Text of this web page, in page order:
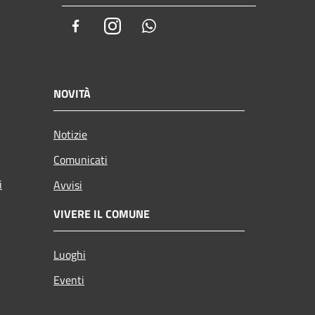
FacebookInstagram
NOVITÀ
Notizie
Comunicati
Avvisi
VIVERE IL COMUNE
Luoghi
Eventi